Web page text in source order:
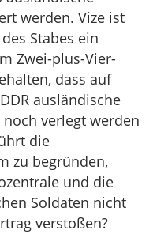
werden. Vize ist
Stabes ein
Zwei-plus-Vier-
dass auf
ausländische
verlegt werden
die
zu begründen,
und die
Soldaten nicht
verstoßen?